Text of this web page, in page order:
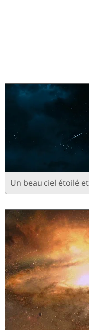
Un beau ciel étoilé